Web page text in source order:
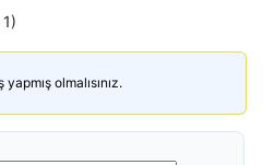
olmalısınız.